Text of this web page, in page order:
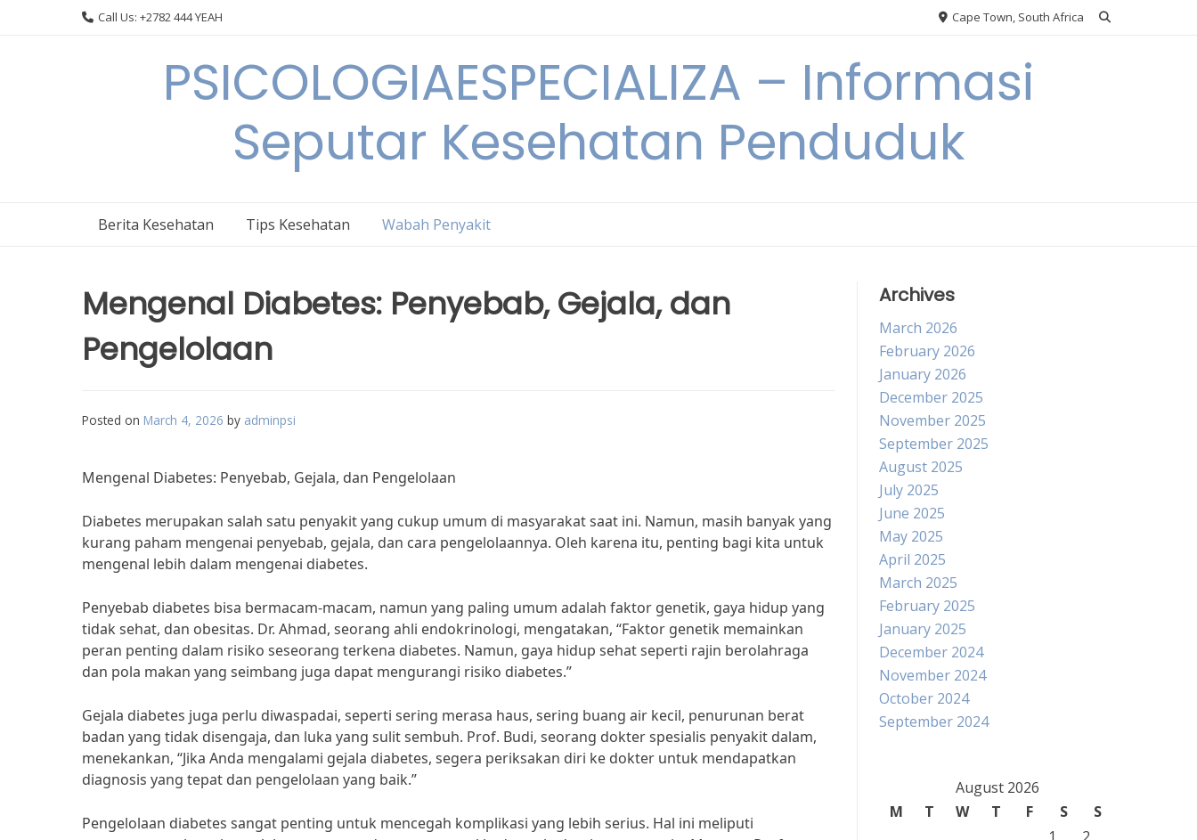
Call Us: +2782 444 YEAH Cape Town, South Africa
PSICOLOGIAESPECIALIZA – Informasi
Seputar Kesehatan Penduduk
Berita Kesehatan Tips Kesehatan Wabah Penyakit
Mengenal Diabetes: Penyebab, Gejala, dan
Pengelolaan
Posted on March 4, 2026 by adminpsi
Mengenal Diabetes: Penyebab, Gejala, dan Pengelolaan
Diabetes merupakan salah satu penyakit yang cukup umum di masyarakat saat ini. Namun, masih banyak yang
kurang paham mengenai penyebab, gejala, dan cara pengelolaannya. Oleh karena itu, penting bagi kita untuk
mengenal lebih dalam mengenai diabetes.
Penyebab diabetes bisa bermacam-macam, namun yang paling umum adalah faktor genetik, gaya hidup yang
tidak sehat, dan obesitas. Dr. Ahmad, seorang ahli endokrinologi, mengatakan, “Faktor genetik memainkan
peran penting dalam risiko seseorang terkena diabetes. Namun, gaya hidup sehat seperti rajin berolahraga
dan pola makan yang seimbang juga dapat mengurangi risiko diabetes.”
Gejala diabetes juga perlu diwaspadai, seperti sering merasa haus, sering buang air kecil, penurunan berat
badan yang tidak disengaja, dan luka yang sulit sembuh. Prof. Budi, seorang dokter spesialis penyakit dalam,
menekankan, “Jika Anda mengalami gejala diabetes, segera periksakan diri ke dokter untuk mendapatkan
diagnosis yang tepat dan pengelolaan yang baik.”
Pengelolaan diabetes sangat penting untuk mencegah komplikasi yang lebih serius. Hal ini meliputi
Archives
March 2026
February 2026
January 2026
December 2025
November 2025
September 2025
August 2025
July 2025
June 2025
May 2025
April 2025
March 2025
February 2025
January 2025
December 2024
November 2024
October 2024
September 2024
August 2026
M
T W T F S
S